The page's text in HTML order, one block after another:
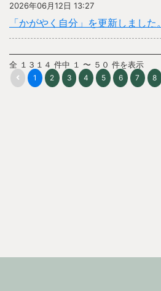
2026年06月12日 13:27
「かがやく自分」を更新しました。
全 １３１４ 件中 １ 〜 ５０ 件を表示
1 2 3 4 5 6 7 8